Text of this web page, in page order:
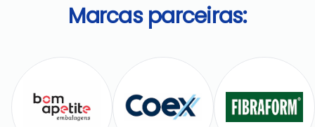
Marcas parceiras: